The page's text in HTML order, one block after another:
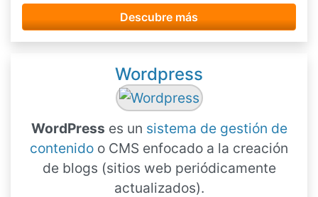
Descubre más
Wordpress
WordPress es un sistema de gestión de
contenido o CMS enfocado a la creación
de blogs (sitios web periódicamente
actualizados).